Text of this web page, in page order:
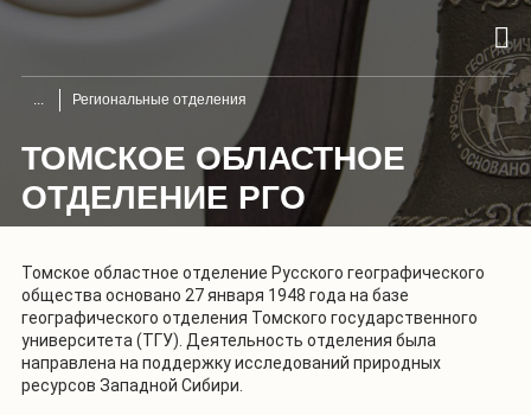
Региональные отделения
ТОМСКОЕ ОБЛАСТНОЕ
ОТДЕЛЕНИЕ РГО
Томское областное отделение Русского географического
общества основано 27 января 1948 года на базе
географического отделения Томского государственного
университета (ТГУ). Деятельность отделения была
направлена на поддержку исследований природных
ресурсов Западной Сибири.